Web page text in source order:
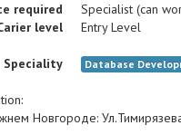
required
Specialist (can
level
Entry Level
Speciality Database
Новгороде: